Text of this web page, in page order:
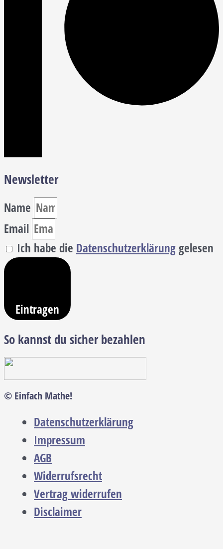
Newsletter
Name
Email
Ich habe die Datenschutzerklärunggelesen
Eintragen
So kannst du sicher bezahlen
© Einfach Mathe!
Datenschutzerklärung
Impressum
AGB
Widerrufsrecht
Vertrag widerrufen
Disclaimer